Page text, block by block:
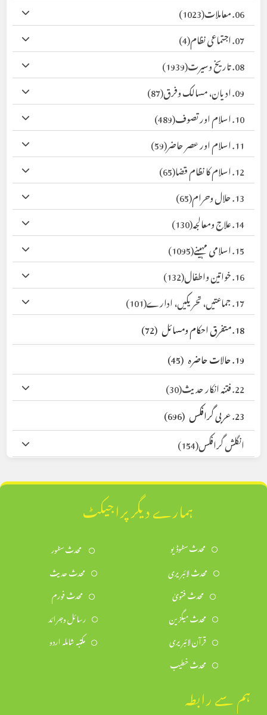
06. معاملات
(1023)
07. اجتماعی نظام
(4)
08. تاریخ وسیرت
(1939)
09. ادیان، مسالک وفرق
(87)
10. اسلام اور تصوف
(489)
11. اسلام اور عصر حاضر
(59)
12. اسلام کا نظام قضا
(65)
13. حلال وحرام
(65)
14. علاج ومعالجہ
(130)
15. اسلامی مہینے
(1095)
16. خواتین واطفال
(132)
17. جماعتیں، تحریکیں، ادارے
(101)
18. متفرق احکام ومسائل
(72)
19. حالات حاضرہ
(45)
22. فتنہ انکار حدیث
(30)
23. عربی گرافکس
(696)
انگلش گرافکس(154)
ہمارے دیگر پراجیکٹ
محدث سٹوڈیو
محدث سٹور
محدث لائبریری
محدث حدیث
محدث فتویٰ
محدث فورم
محدث میگزین
رسائل وجرائد
قرآن لائبریری
مکتبہ شاملہ اردو
محدث خطیب
ہم سے رابطہ